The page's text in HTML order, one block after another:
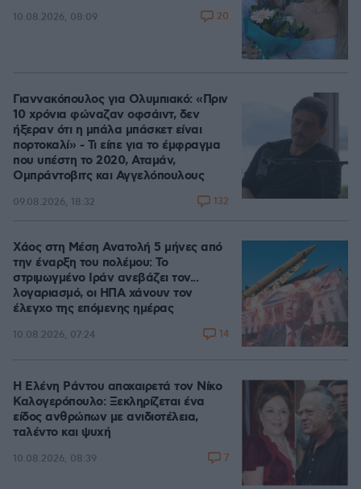
10.08.2026, 08:09 20
Γιαννακόπουλος για Ολυμπιακό: «Πριν
10 χρόνια φώναζαν οφσάιντ, δεν
ήξεραν ότι η μπάλα μπάσκετ είναι
πορτοκαλί» - Τι είπε για το έμφραγμα
που υπέστη το 2020, Αταμάν,
Ομπράντοβιτς και Αγγελόπουλους
09.08.2026, 18:32 132
Χάος στη Μέση Ανατολή 5 μήνες από
την έναρξη του πολέμου: Το
στριμωγμένο Ιράν ανεβάζει τον...
λογαριασμό, οι ΗΠΑ χάνουν τον
έλεγχο της επόμενης ημέρας
10.08.2026, 07:24 14
Η Ελένη Ράντου αποχαιρετά τον Νίκο
Καλογερόπουλο: Ξεκληρίζεται ένα
είδος ανθρώπων με ανιδιοτέλεια,
ταλέντο και ψυχή
10.08.2026, 08:39 7